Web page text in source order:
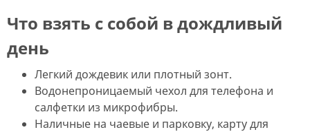
Что взять с собой в дождливый
день
Легкий дождевик или плотный зонт.
Водонепроницаемый чехол для телефона и
салфетки из микрофибры.
Наличные на чаевые и парковку, карту для